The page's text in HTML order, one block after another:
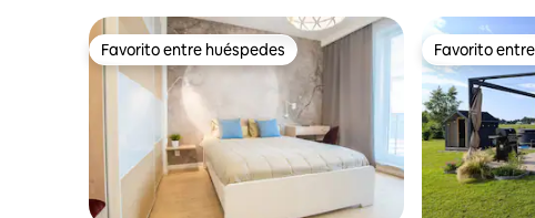
Favorito entre huéspedes
Favorito entre huéspedes Favorito
Favorito